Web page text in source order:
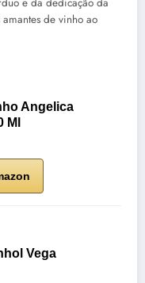
de vinho ao
Angelica
Ml
Vega